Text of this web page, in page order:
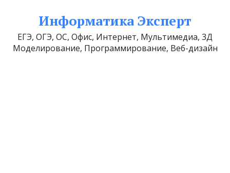
Информатика Эксперт
ЕГЭ, ОГЭ, ОС, Офис, Интернет, Мультимедиа, 3Д
Моделирование, Программирование, Веб-дизайн